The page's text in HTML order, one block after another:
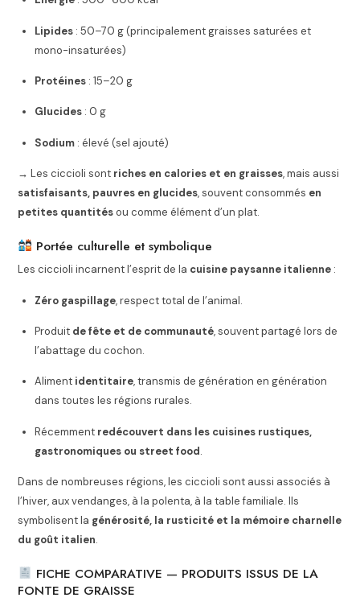
Lipides : 50–70 g (principalement graisses saturées et
mono-insaturées)
Protéines : 15–20 g
Glucides : 0 g
Sodium : élevé (sel ajouté)
→ Les ciccioli sont riches en calories et en graisses, mais aussi
satisfaisants, pauvres en glucides, souvent consommés en
petites quantitésou comme élément d’un plat.
Portée culturelle et symbolique
Les ciccioli incarnent l’esprit de la cuisine paysanne italienne :
Zéro gaspillage, respect total de l’animal.
Produit de fête et de communauté, souvent partagé lors de
l’abattage du cochon.
Aliment identitaire, transmis de génération en génération
dans toutes les régions rurales.
Récemment redécouvert dans les cuisines rustiques,
gastronomiques ou street food.
Dans de nombreuses régions, les ciccioli sont aussi associés à
l’hiver, aux vendanges, à la polenta, à la table familiale. Ils
symbolisent la générosité, la rusticité et la mémoire charnelle
du goût italien.
FICHE COMPARATIVE — PRODUITS ISSUS DE LA
FONTE DE GRAISSE